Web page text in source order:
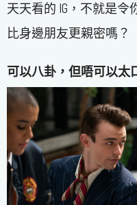
天天看的 IG，不就是
比身邊朋友更親密嗎？
可以八卦，但唔可以太